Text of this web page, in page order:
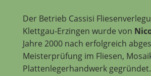
Der Betrieb Cassisi
Klettgau-Erzingen wurde von
Jahre 2000 nach erfolgreich
Meisterprüfung im Fliesen,
Plattenlegerhandwerk gegründet.